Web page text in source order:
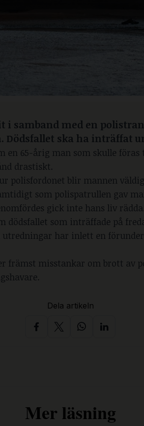
i samband med en
Dödsfallet ska ha inträffat
en 65-årig man som skulle
drastiskt.
polisfordonet blir mannen
som polispatrullen gav
gick inte hans liv
som inträffade på
utredningar har inlett en
främst misstankar om brott av
Dela artikeln
Mer läsning